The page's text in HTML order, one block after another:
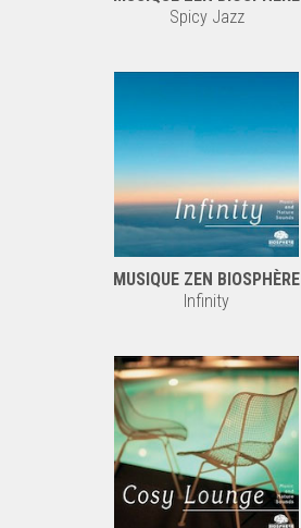
Spicy Jazz
MUSIQUE ZEN BIOSPHÈRE
Infinity